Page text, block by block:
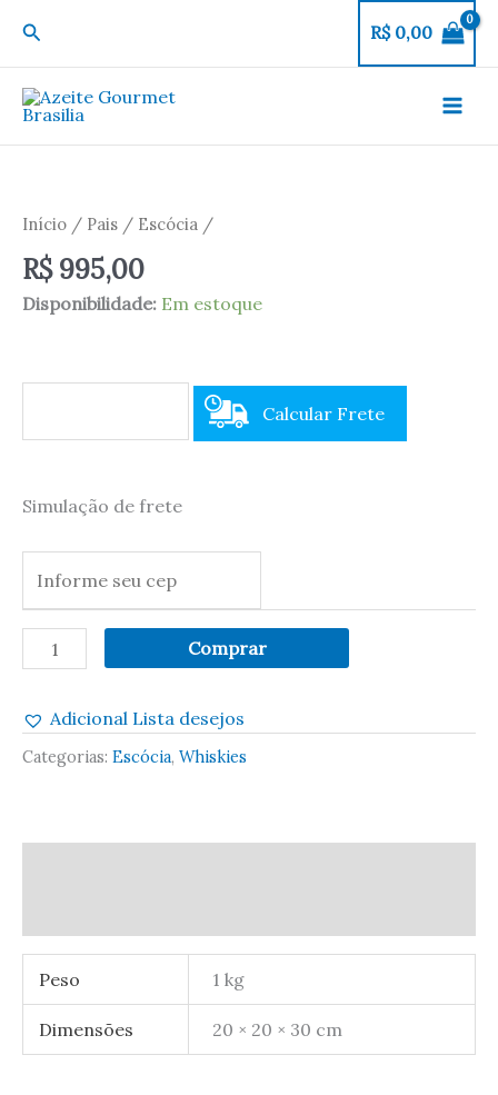
para
o
conteúdo
Pesquisar R$0,00
Início / Pais / Escócia /
R$995,00
Disponibilidade: Em estoque
Calcular Frete
Simulação de frete
Macallan
anos
700ml
Comprar
Adicional Lista desejos
Categorias: Escócia, Whiskies
Peso 1 kg
Dimensões 20 × 20 × 30 cm